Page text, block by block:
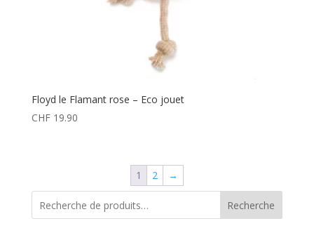
Floyd le Flamant rose – Eco jouet
CHF19.90
1 2 →
Recherche